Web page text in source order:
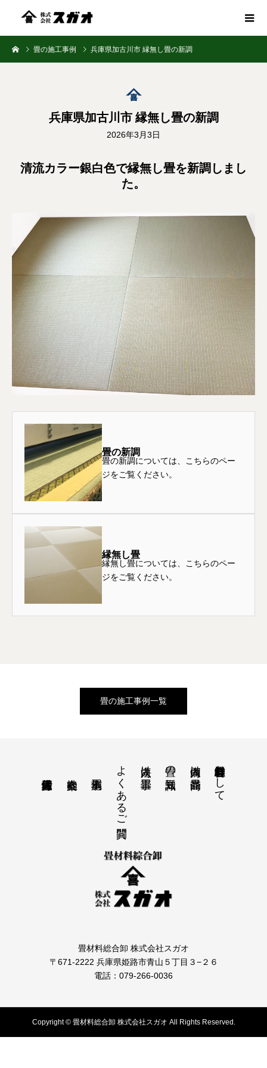
畳の施工事例 兵庫県加古川市 縁無し畳の新調
兵庫県加古川市 縁無し畳の新調
2026年3月3日
清流カラー銀白色で縁無し畳を新調しまし
た。
畳の新調
畳の新調については、こちらのペー
ジをご覧ください。
縁無し畳
縁無し畳については、こちらのペー
ジをご覧ください。
畳の施工事例一覧
畳材料総合卸会社として
個人向け畳商品
畳の豆知識
法人向け畳工事
よくあるご質問
畳材料総合卸 株式会社スガオ
〒671-2222 兵庫県姫路市青山５丁目３−２６
電話：079-266-0036
Copyright © 畳材料総合卸 株式会社スガオ All Rights Reserved.